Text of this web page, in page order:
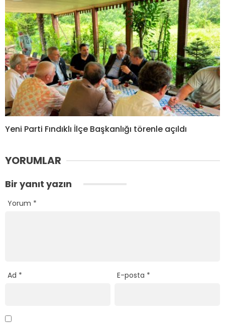
Yeni Parti Fındıklı İlçe Başkanlığı törenle açıldı
YORUMLAR
Bir yanıt yazın
Yorum *
Ad * E-posta *